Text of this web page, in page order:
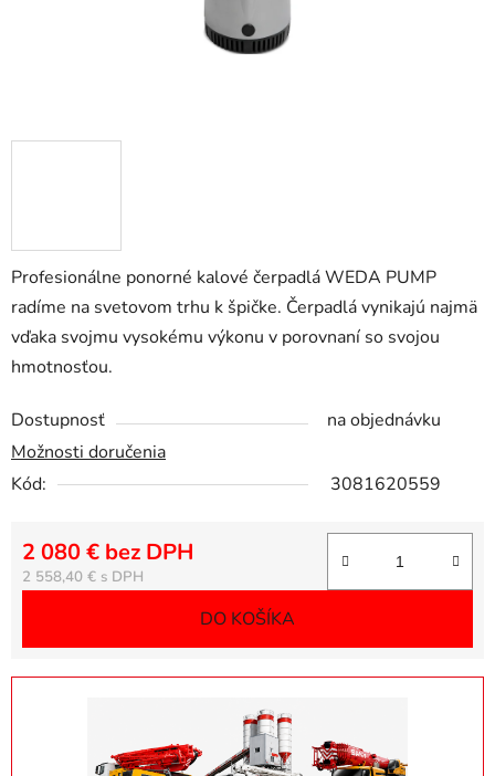
Profesionálne ponorné kalové čerpadlá WEDA PUMP
radíme na svetovom trhu k špičke. Čerpadlá vynikajú najmä
vďaka svojmu vysokému výkonu v porovnaní so svojou
hmotnosťou.
Dostupnosť
na objednávku
Možnosti doručenia
Kód:
3081620559
2 558,40 €
2 080 € bez DPH
DO KOŠÍKA